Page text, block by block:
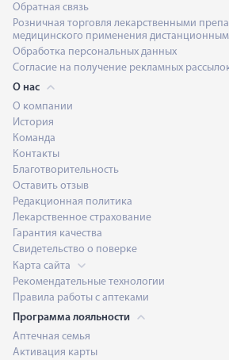
Обратная связь
Розничная торговля лекарственными
медицинского применения
Обработка персональных данных
Согласие на получение рекламных
О нас
О компании
История
Команда
Контакты
Благотворительность
Оставить отзыв
Редакционная политика
Лекарственное страхование
Гарантия качества
Свидетельство о поверке
Карта сайта
Рекомендательные технологии
Правила работы с аптеками
Программа лояльности
Аптечная семья
Активация карты